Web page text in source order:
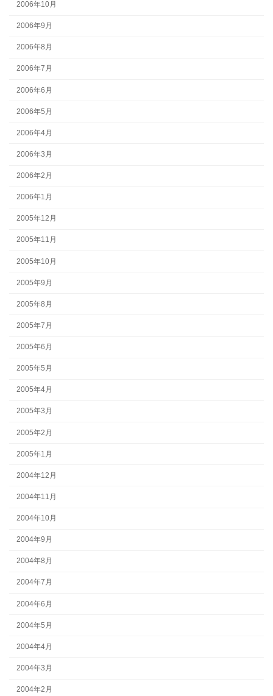
2006年10月
2006年9月
2006年8月
2006年7月
2006年6月
2006年5月
2006年4月
2006年3月
2006年2月
2006年1月
2005年12月
2005年11月
2005年10月
2005年9月
2005年8月
2005年7月
2005年6月
2005年5月
2005年4月
2005年3月
2005年2月
2005年1月
2004年12月
2004年11月
2004年10月
2004年9月
2004年8月
2004年7月
2004年6月
2004年5月
2004年4月
2004年3月
2004年2月